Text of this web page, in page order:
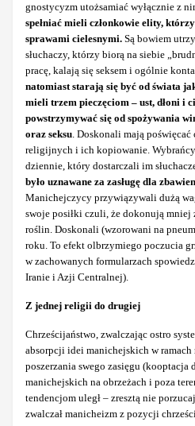
gnostycyzm utożsamiać wyłącznie z
spełniać mieli członkowie elity,
sprawami cielesnymi. Są bowiem
słuchaczy, którzy biorą na siebie
pracę, kalają się seksem i ogólnie
natomiast starają się być od świata
mieli trzem pieczęciom – ust, dłoni i
powstrzymywać się od spożywania
oraz seksu. Doskonali mają
religijnych i ich kopiowanie.
dziennie, który dostarczali im
było uznawane za zasługę dla
Manichejczycy przywiązywali dużą
swoje posiłki czuli, że dokonują mniej
roślin. Doskonali (wzorowani na
roku. To efekt olbrzymiego poczucia
w zachowanych formularzach
Iranie i Azji Centralnej).
Z jednej religii do drugiej
Chrześcijaństwo, zwalczając ostro
absorpcji idei manichejskich w
poszerzania swego zasięgu
manichejskich na obrzeżach i poza
tendencjom uległ – zresztą nie
zwalczał manicheizm z pozycji